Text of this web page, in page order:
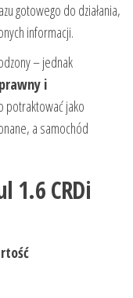
gotowego do działania,
informacji.
– jednak
i
potraktować jako
a samochód
1.6 CRDi